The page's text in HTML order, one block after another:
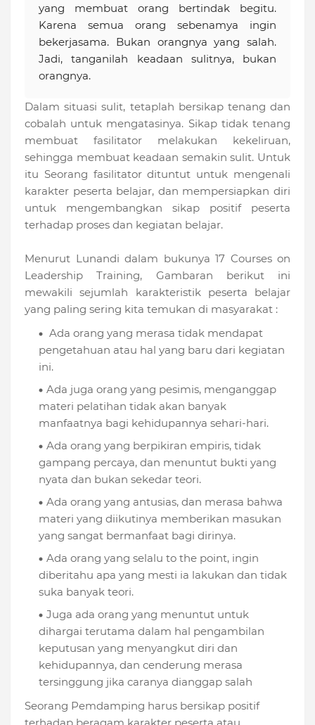
yang membuat orang bertindak begitu.
Karena semua orang sebenamya ingin
bekerjasama. Bukan orangnya yang salah.
Jadi, tanganilah keadaan sulitnya, bukan
orangnya.
Dalam situasi sulit, tetaplah bersikap tenang dan
cobalah untuk mengatasinya. Sikap tidak tenang
membuat fasilitator melakukan kekeliruan,
sehingga membuat keadaan semakin sulit. Untuk
itu Seorang fasilitator dituntut untuk mengenali
karakter peserta belajar, dan mempersiapkan diri
untuk mengembangkan sikap positif peserta
terhadap proses dan kegiatan belajar.
Menurut Lunandi dalam bukunya 17 Courses on
Leadership Training, Gambaran berikut ini
mewakili sejumlah karakteristik peserta belajar
yang paling sering kita temukan di masyarakat :
Ada orang yang merasa tidak mendapat
pengetahuan atau hal yang baru dari kegiatan
ini.
Ada juga orang yang pesimis, menganggap
materi pelatihan tidak akan banyak
manfaatnya bagi kehidupannya sehari-hari.
Ada orang yang berpikiran empiris, tidak
gampang percaya, dan menuntut bukti yang
nyata dan bukan sekedar teori.
Ada orang yang antusias, dan merasa bahwa
materi yang diikutinya memberikan masukan
yang sangat bermanfaat bagi dirinya.
Ada orang yang selalu to the point, ingin
diberitahu apa yang mesti ia lakukan dan tidak
suka banyak teori.
Juga ada orang yang menuntut untuk
dihargai terutama dalam hal pengambilan
keputusan yang menyangkut diri dan
kehidupannya, dan cenderung merasa
tersinggung jika caranya dianggap salah
Seorang Pemdamping harus bersikap positif